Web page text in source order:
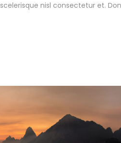
nisl consectetur et.